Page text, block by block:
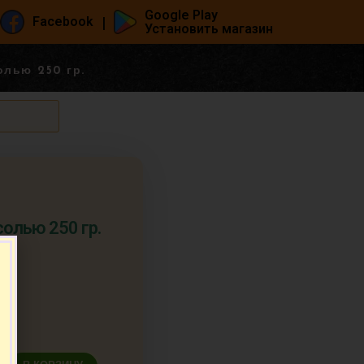
Facebook |
Google Play
Установить магазин
250 гр.
250 гр.